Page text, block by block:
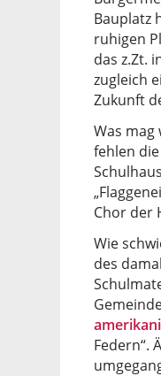
Bauplatz
ruhigen
das z.Zt.
zugleich
Zukunft
Was
fehlen
Chor der
Wie
des
Federn“.